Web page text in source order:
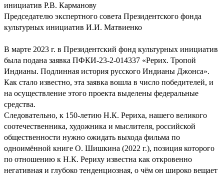
инициатив Р.В. Карманову
Председателю экспертного совета Президентского фонда
культурных инициатив И.И. Матвиенко
В марте 2023 г. в Президентский фонд культурных инициатив
была подана заявка ПФКИ-23-2-014337 «Рерих. Тропой
Индианы. Подлинная история русского Индианы Джонса».
Как стало известно, эта заявка вошла в число победителей, и
на осуществление этого проекта выделены федеральные
средства.
Следовательно, к 150-летию Н.К. Рериха, нашего великого
соотечественника, художника и мыслителя, российской
общественности нужно ожидать выхода фильма по
одноимённой книге О. Шишкина (2022 г.), позиция которого
по отношению к Н.К. Рериху известна как откровенно
негативная и глубоко тенденциозная, о чём он широко вещает